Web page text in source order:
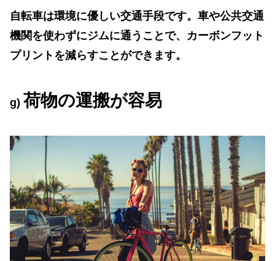
自転車は環境に優しい交通手段です。車や公共交通
機関を使わずにジムに通うことで、カーボンフット
プリントを減らすことができます。
g) 荷物の運搬が容易